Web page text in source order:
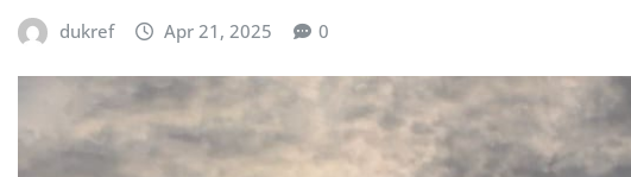
dukref Apr 21, 2025 0